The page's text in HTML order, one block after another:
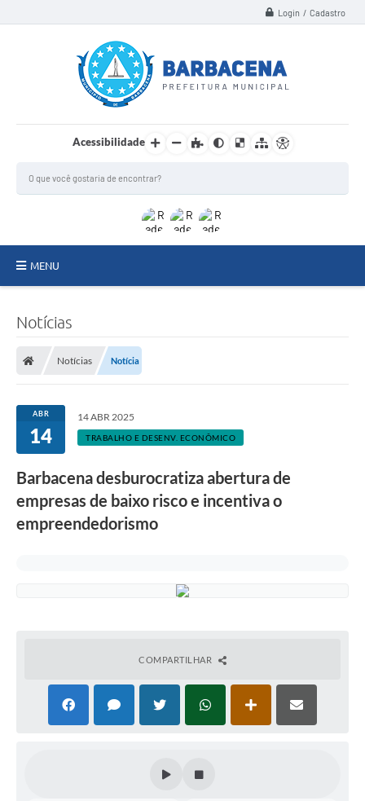
Login / Cadastro
Acessibilidade
MENU
Meio Ambiente
Ouvidoria
Visite Barbacena
PPA - PLANO PLURIANUAL 2026/2029
PCA (Planos de Contratações Anuais)
Notícias
Notícias Notícia
ABR
14
14 ABR 2025
TRABALHO E DESENV. ECONÔMICO
Barbacena desburocratiza abertura de
empresas de baixo risco e incentiva o
empreendedorismo
COMPARTILHAR